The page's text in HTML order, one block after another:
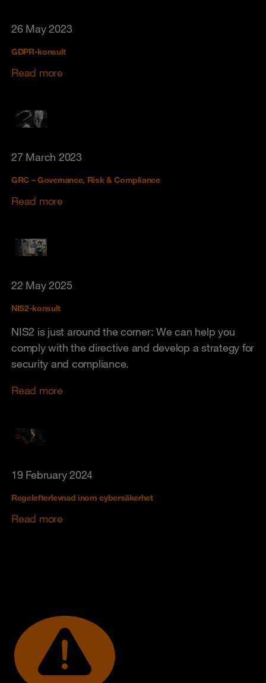
26 May 2023
GDPR-konsult
Read more
27 March 2023
GRC – Governance, Risk & Compliance
Read more
22 May 2025
NIS2-konsult
NIS2 is just around the corner: We can help you
comply with the directive and develop a strategy for
security and compliance.
Read more
19 February 2024
Regelefterlevnad inom cybersäkerhet
Read more